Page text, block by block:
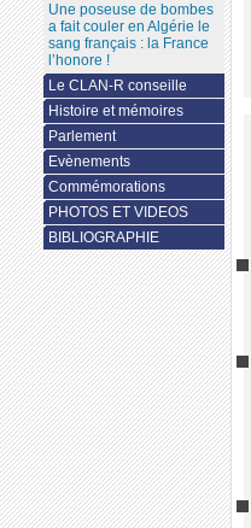
Une poseuse de bombes
a fait couler en Algérie le
sang français : la France
l’honore !
Le CLAN-R conseille
Histoire et mémoires
Parlement
Evènements
Commémorations
PHOTOS ET VIDEOS
BIBLIOGRAPHIE